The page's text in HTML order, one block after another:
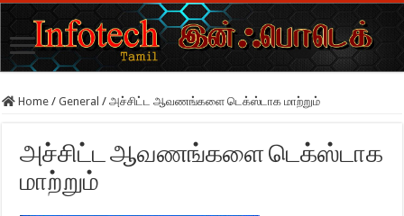
Home / General / அச்சிட்ட ஆவணங்களை டெக்ஸ்டாக மாற்றும்
அச்சிட்ட ஆவணங்களை டெக்ஸ்டாக
மாற்றும்